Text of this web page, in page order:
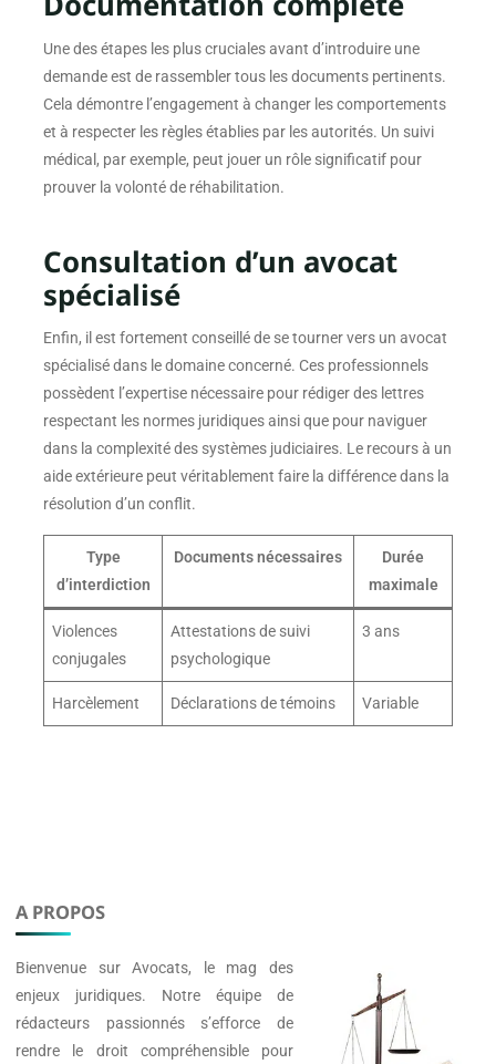
Une des étapes les plus cruciales avant d’introduire une
demande est de rassembler tous les documents pertinents.
Cela démontre l’engagement à changer les comportements
et à respecter les règles établies par les autorités. Un suivi
médical, par exemple, peut jouer un rôle significatif pour
prouver la volonté de réhabilitation.
Consultation d’un avocat
spécialisé
Enfin, il est fortement conseillé de se tourner vers un avocat
spécialisé dans le domaine concerné. Ces professionnels
possèdent l’expertise nécessaire pour rédiger des lettres
respectant les normes juridiques ainsi que pour naviguer
dans la complexité des systèmes judiciaires. Le recours à un
aide extérieure peut véritablement faire la différence dans la
résolution d’un conflit.
Type
d’interdiction
Documents nécessaires
Durée
maximale
Violences
conjugales
Attestations de suivi
psychologique
3 ans
Harcèlement Déclarations de témoins Variable
A PROPOS
Bienvenue surAvocats, le mag des
enjeux juridiques. Notre équipe de
rédacteurs passionnés s’efforce de
rendre le droit compréhensible pour